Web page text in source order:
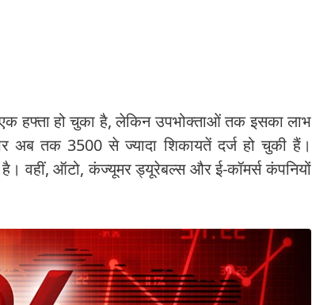
हफ्ता हो चुका है, लेकिन उपभोक्ताओं तक इसका लाभ
अब तक 3500 से ज्यादा शिकायतें दर्जहो चुकी हैं।
वहीं, ऑटो, कंज्यूमर ड्यूरेबल्स और ई-कॉमर्स कंपनियों